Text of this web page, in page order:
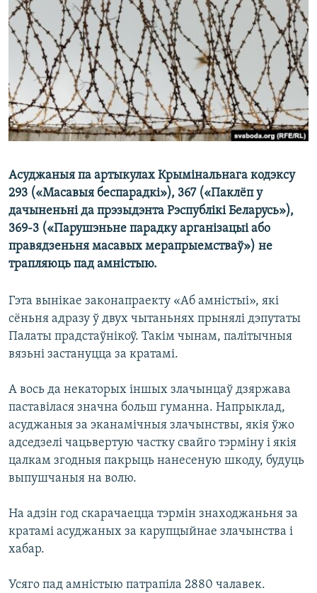
КУЛЬТУРА
КАЛЯНДАР
МОВА
НА ХВАЛЯХ СВАБОДЫ
Асуджаныя па артыкулах Крымінальнага кодэксу
293 («Масавыя беспарадкі»), 367 («Паклёп у
дачыненьні да прэзыдэнта Рэспублікі Беларусь»),
369-3 («Парушэньне парадку арганізацыі або
правядзеньня масавых мерапрыемстваў») не
трапляюць пад амністыю.
Гэта вынікае законапраекту «Аб амністыі», які
сёньня адразу ў двух чытаньнях прынялі дэпутаты
Палаты прадстаўнікоў. Такім чынам, палітычныя
вязьні застануцца за кратамі.
А вось да некаторых іншых злачынцаў дзяржава
паставілася значна больш гуманна. Напрыклад,
асуджаныя за эканамічныя злачынствы, якія ўжо
адседзелі чацьвертую частку свайго тэрміну і якія
цалкам згодныя пакрыць нанесеную шкоду, будуць
выпушчаныя на волю.
На адзін год скарачаецца тэрмін знаходжаньня за
кратамі асуджаных за карупцыйнае злачынства і
хабар.
Усяго пад амністыю патрапіла 2880 чалавек.